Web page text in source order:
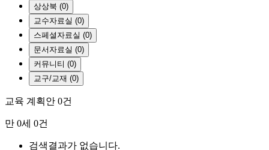
상상북 (0)
교수자료실 (0)
스페셜자료실 (0)
문서자료실 (0)
커뮤니티 (0)
교구/교재 (0)
교육 계획안 0건
만 0세 0건
검색결과가 없습니다.